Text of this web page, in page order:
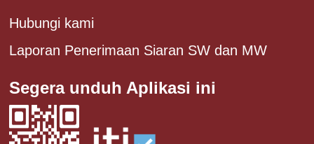
Hubungi kami
Laporan Penerimaan Siaran SW dan MW
Segera unduh Aplikasi ini